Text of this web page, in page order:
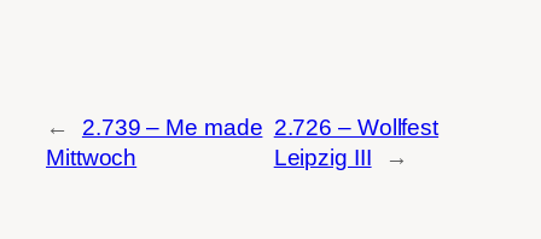
←
2.739 – Me made
Mittwoch
2.726 – Wollfest
Leipzig III
→